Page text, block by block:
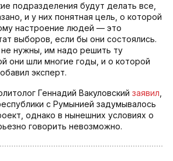
подразделения будут делать все,
и у них понятная цель, о которой
настроение людей — это
выборов, если бы они состоялись.
нужны, им надо решить ту
они шли многие годы, и о которой
эксперт.
Геннадий Вакуловский заявил
с Румынией задумывалось
однако в нынешних условиях о
говорить невозможно.